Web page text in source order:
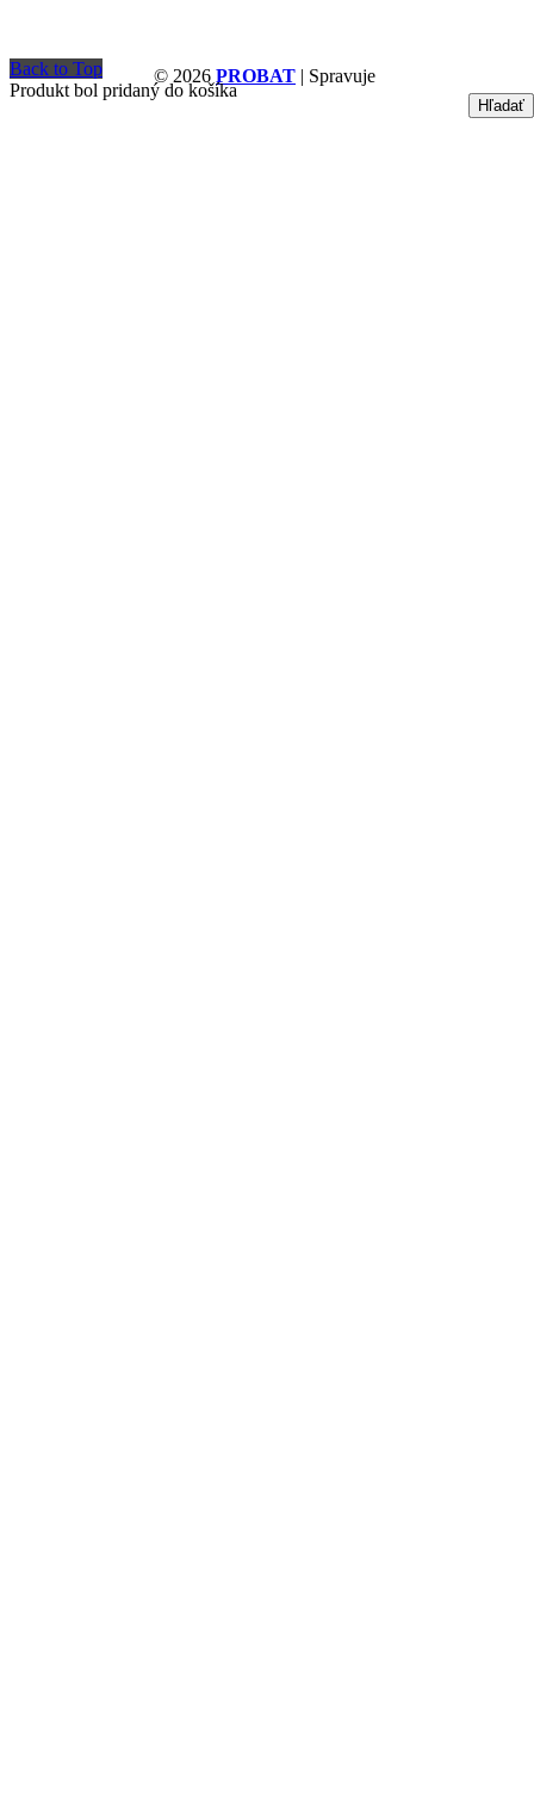
© 2026 PROBAT | Spravuje
Back to Top
Produkt bol pridaný do košíka